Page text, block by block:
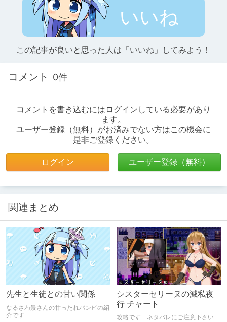
いいね
この記事が良いと思った人は「いいね」してみよう！
コメント 0件
コメントを書き込むにはログインしている必要があり
ます。
ユーザー登録（無料）がお済みでない方はこの機会に
是非ご登録ください。
ログイン ユーザー登録（無料）
関連まとめ
先生と生徒との甘い関係
なるさわ景さんの甘ったれバンビの紹
介です
シスターセリーヌの滅私夜
行 チャート
攻略です ネタバレにご注意下さい